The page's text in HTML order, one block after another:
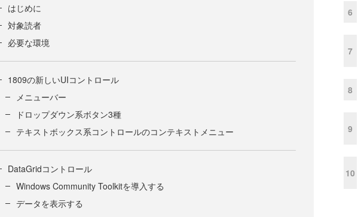
はじめに
対象読者
必要な環境
1809の新しいUIコントロール
メニューバー
ドロップダウン系ボタン3種
テキストボックス系コントロールのコンテキストメニュー
DataGridコントロール
Windows Community Toolkitを導入する
データを表示する
6
7
8
9
10